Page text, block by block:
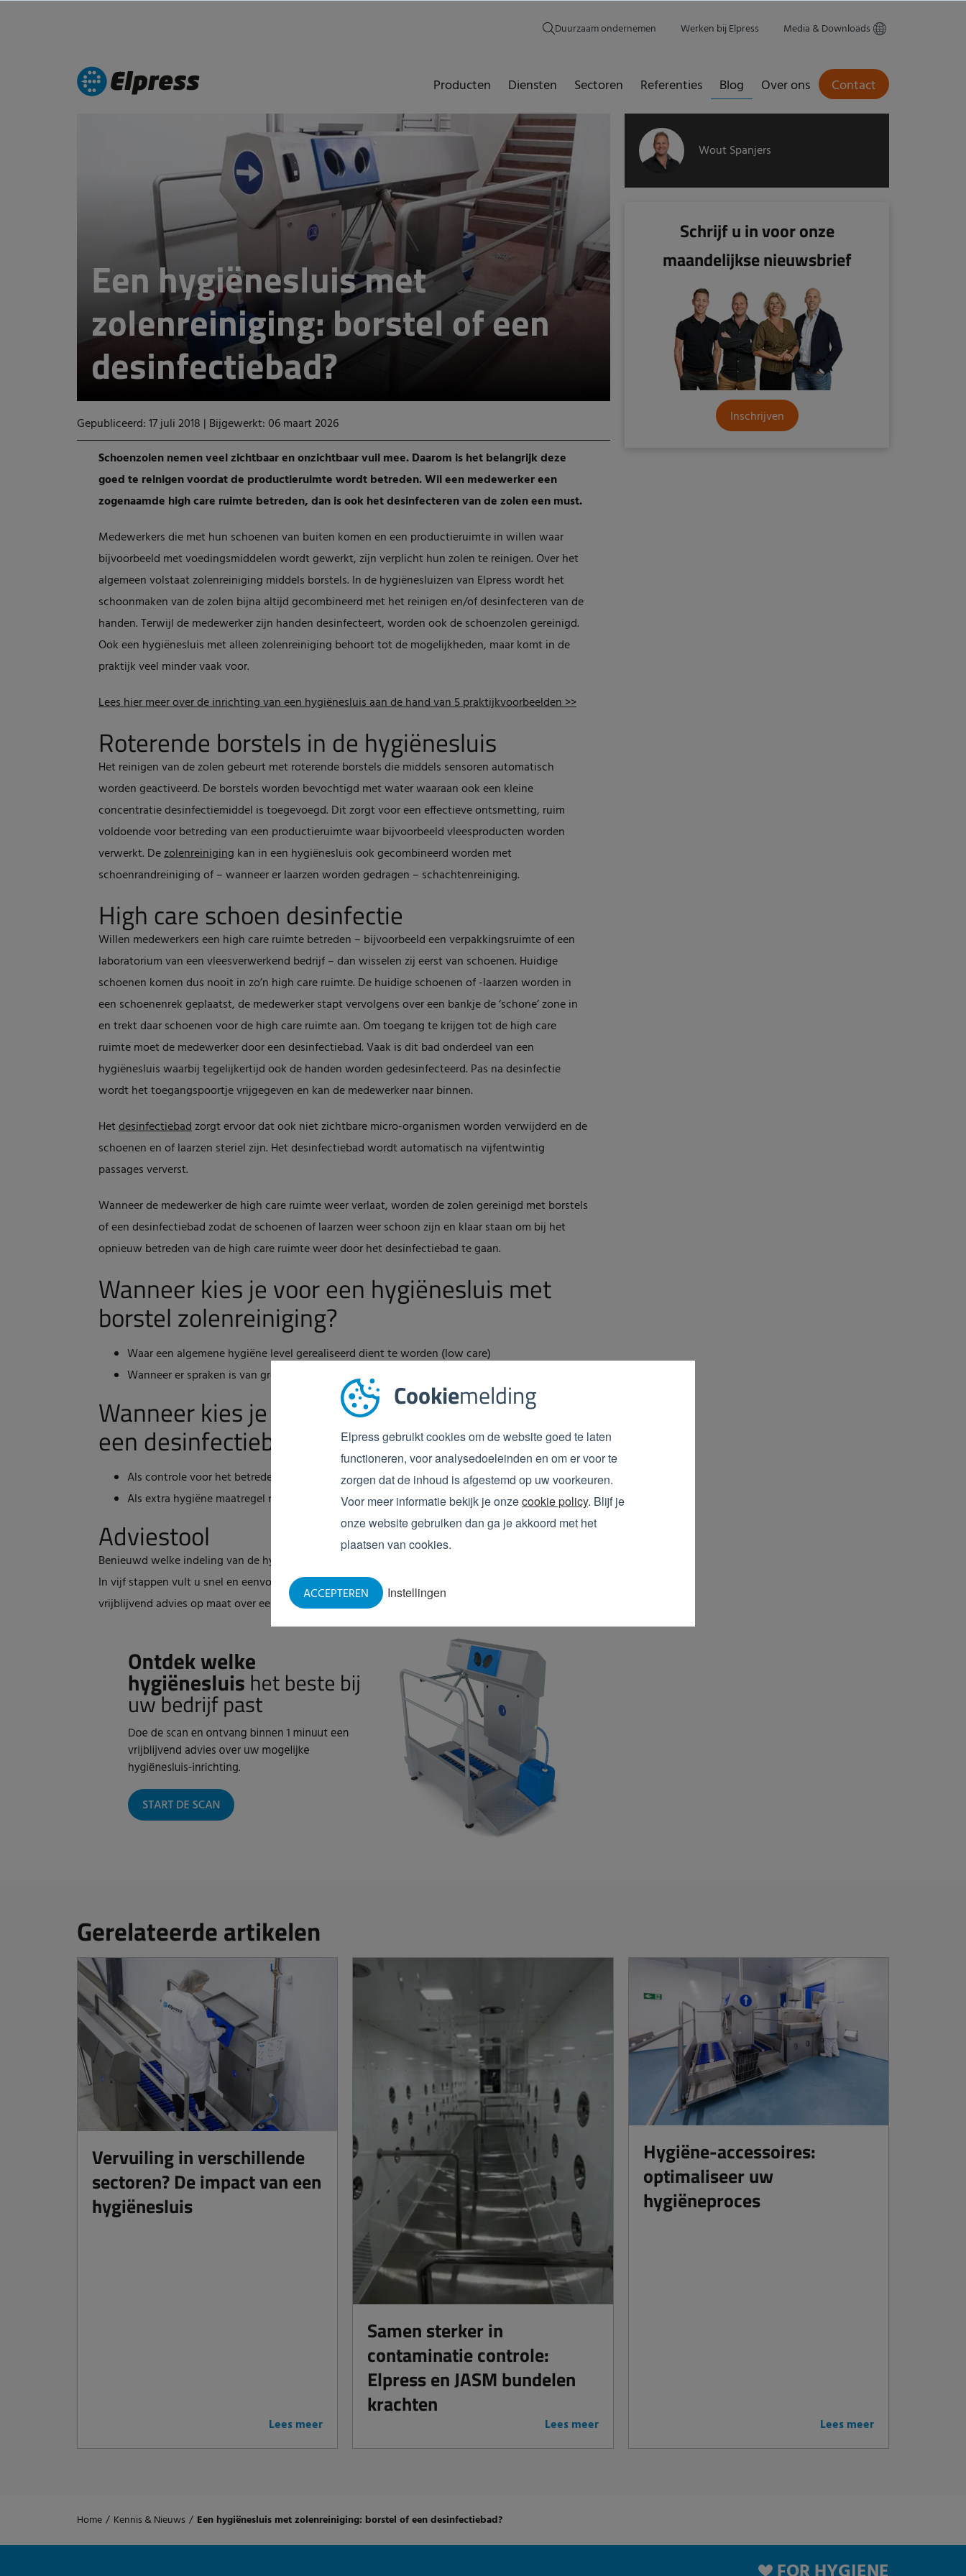
Cookiemelding
Elpress gebruikt cookies om de website goed te laten
functioneren, voor analysedoeleinden en om er voor te
zorgen dat de inhoud is afgestemd op uw voorkeuren.
Voor meer informatie bekijk je onzecookie policy. Blijf je
onze website gebruiken dan ga je akkoord met het
plaatsen van cookies.
Instellingen
ACCEPTEREN
Duurzaam ondernemen Werken bij Elpress Media & Downloads
Producten Diensten Sectoren Referenties Blog Over ons Contact
Een hygiënesluis met
zolenreiniging: borstel of een
desinfectiebad?
Gepubliceerd: 17 juli 2018 | Bijgewerkt: 06 maart 2026
Schoenzolen nemen veel zichtbaar en onzichtbaar vuil mee. Daarom is het belangrijk deze
goed te reinigen voordat de productieruimte wordt betreden. Wil een medewerker een
zogenaamde high care ruimte betreden, dan is ook het desinfecteren van de zolen een must.
Medewerkers die met hun schoenen van buiten komen en een productieruimte in willen waar
bijvoorbeeld met voedingsmiddelen wordt gewerkt, zijn verplicht hun zolen te reinigen. Over het
algemeen volstaat zolenreiniging middels borstels. In de hygiënesluizen van Elpress wordt het
schoonmaken van de zolen bijna altijd gecombineerd met het reinigen en/of desinfecteren van de
handen. Terwijl de medewerker zijn handendesinfecteert, worden ook de schoenzolen gereinigd.
Ook een hygiënesluis met alleen zolenreiniging behoort tot de mogelijkheden, maar komt in de
praktijk veel minder vaak voor.
Lees hier meer over de inrichting van een hygiënesluis aan de hand van 5 praktijkvoorbeelden >>
Roterende borstels in de hygiënesluis
Het reinigen van de zolen gebeurt met roterende borstels die middels sensoren automatisch
worden geactiveerd. De borstels worden bevochtigd met water waaraan ook een kleine
concentratie desinfectiemiddel is toegevoegd. Dit zorgt voor een effectieve ontsmetting, ruim
voldoende voor betreding van een productieruimte waar bijvoorbeeld vleesproducten worden
verwerkt. Dezolenreiniging kan in een hygiënesluis ook gecombineerd worden met
schoenrandreiniging of – wanneer er laarzen worden gedragen – schachtenreiniging.
High care schoen desinfectie
Willen medewerkers een high care ruimte betreden – bijvoorbeeld een verpakkingsruimte of een
laboratorium van een vleesverwerkend bedrijf – dan wisselen zij eerst van schoenen. Huidige
schoenen komen dus nooit in zo’n high care ruimte. De huidige schoenen of -laarzen worden in
een schoenenrek geplaatst, de medewerker stapt vervolgens over een bankje de ‘schone’ zone in
en trekt daar schoenen voor de high care ruimte aan. Om toegang te krijgen tot de high care
ruimte moet de medewerker door een desinfectiebad. Vaak is dit bad onderdeel van een
hygiënesluis waarbij tegelijkertijd ook de handen worden gedesinfecteerd. Pas na desinfectie
wordt het toegangspoortje vrijgegeven en kan de medewerker naar binnen.
Hetdesinfectiebadzorgt ervoor dat ook niet zichtbare micro-organismen worden verwijderd en de
schoenen en of laarzen steriel zijn. Het desinfectiebad wordt automatisch na vijfentwintig
passages ververst.
Wanneer de medewerker de high care ruimte weer verlaat, worden de zolen gereinigd met borstels
of een desinfectiebad zodat de schoenen of laarzen weer schoon zijn en klaar staan om bij het
opnieuw betreden van de high care ruimte weer door het desinfectiebad te gaan.
Wanneer kies je voor een hygiënesluis met
borstel zolenreiniging?
Waar een algemene hygiëne level gerealiseerd dient te worden (low care)
Wanneer er spraken is van grove vervuiling van het schoeisel
Wanneer kies je voor een hygiënesluis met
een desinfectiebad?
Als controle voor het betreden van een high care ruimte
Als extra hygiëne maatregel na het borstel reinigen van de zolen
Adviestool
Benieuwd welke indeling van de hygiënesluis past bij uw bedrijf? Vul dan de
In vijf stappen vult u snel en eenvoudig de Hygiëne Selector in. U krijgt vervolgens direct een
vrijblijvend advies op maat over een hygiënesluis voor uw bedrijf.
Wout Spanjers
Schrijf u in voor onze
maandelijkse nieuwsbrief
Inschrijven
Gerelateerde artikelen
Vervuiling in verschillende
sectoren? De impact van een
hygiënesluis
Lees meer
Samen sterker in
contaminatie controle:
Elpress en JASM bundelen
krachten
Lees meer
Hygiëne-accessoires:
optimaliseer uw
hygiëneproces
Lees meer
Home / Kennis & Nieuws / Een hygiënesluis met zolenreiniging: borstel of een desinfectiebad?